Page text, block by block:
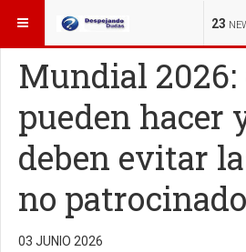
23
ESTÁ AQUÍ: MARCAS
Mundial 2026:
pueden hacer
deben evitar
no
03 JUNIO 2026